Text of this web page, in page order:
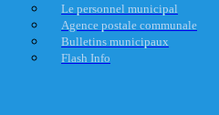
Le personnel municipal
Agence postale communale
Bulletins municipaux
Flash Info